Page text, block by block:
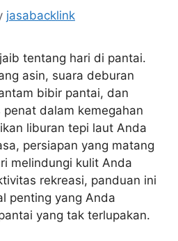
jasabacklink
tentang hari di pantai.
asin, suara deburan
bibir pantai, dan
dalam kemegahan
liburan tepi laut Anda
persiapan yang matang
melindungi kulit Anda
rekreasi, panduan ini
penting yang Anda
yang tak terlupakan.